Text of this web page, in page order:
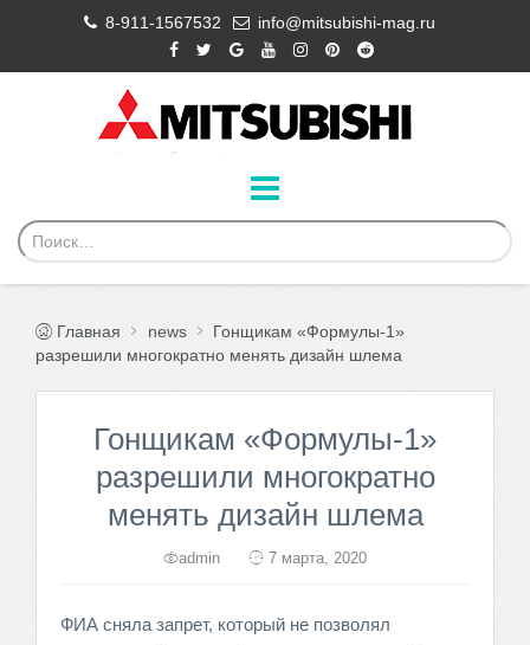
8-911-1567532 info@mitsubishi-mag.ru
Главная news
Гонщикам «Формулы-1»
разрешили многократно менять дизайн шлема
Гонщикам «Формулы-1»
разрешили многократно
менять дизайн шлема
admin 7 марта, 2020
ФИА сняла запрет, который не позволял